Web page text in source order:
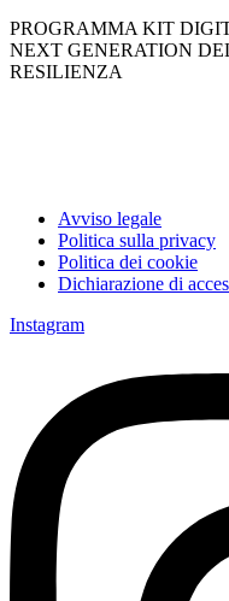
PROGRAMMA KIT
NEXT GENERATION
RESILIENZA
Avviso legale
Politica sulla privacy
Politica dei cookie
Dichiarazione di
Instagram